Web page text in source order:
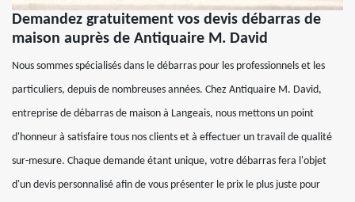
Demandez gratuitement vos devis débarras de
maison auprès de Antiquaire M. David
Nous sommes spécialisés dans le débarras pour les professionnels et les
particuliers, depuis de nombreuses années. Chez Antiquaire M. David,
entreprise de débarras de maison à Langeais, nous mettons un point
d'honneur à satisfaire tous nos clients et à effectuer un travail de qualité
sur-mesure. Chaque demande étant unique, votre débarras fera l'objet
d'un devis personnalisé afin de vous présenter le prix le plus juste pour